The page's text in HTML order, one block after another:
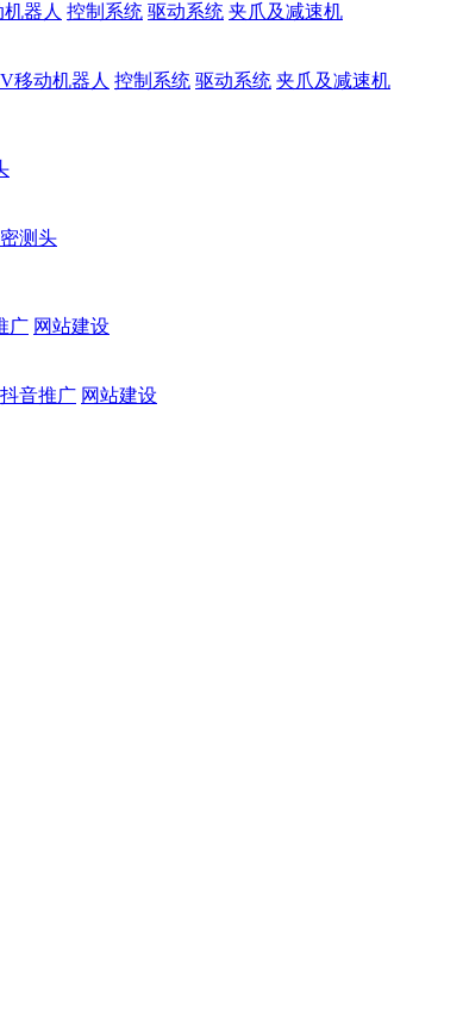
器人 控制系统 驱动系统 夹爪及减速机
移动机器人 控制系统 驱动系统 夹爪及减速机
测头
广 网站建设
抖音推广 网站建设